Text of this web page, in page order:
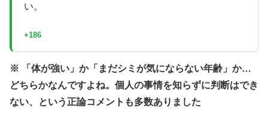
い。
+186
※ 「体が強い」か「まだシミが気にならない年齢」か…
どちらかなんですよね。個人の事情を知らずに判断はでき
ない、という正論コメントも多数ありました